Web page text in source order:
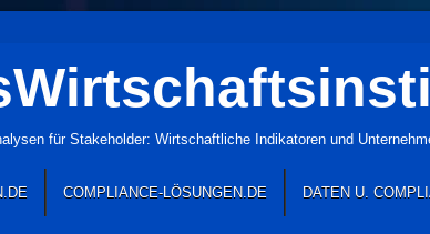
für Stakeholder: Wirtschaftliche Indikatoren und
COMPLIANCE-LÖSUNGEN.DE DATEN U.